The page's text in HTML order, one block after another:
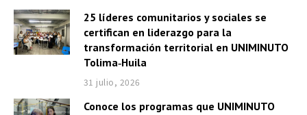
25 líderes comunitarios y sociales se
certifican en liderazgo para la
transformación territorial en UNIMINUTO
Tolima‑Huila
31 julio, 2026
Conoce los programas que UNIMINUTO